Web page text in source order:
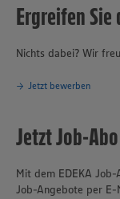
Ergreifen
Nichts dabei? Wir
Jetzt bewerben
Jetzt Job-
Mit dem EDEKA
Job-Angebote per E-